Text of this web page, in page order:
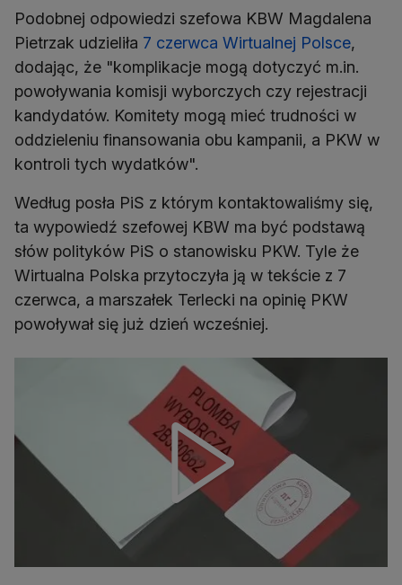
Podobnej odpowiedzi szefowa KBW Magdalena
Pietrzak udzieliła 7 czerwca Wirtualnej Polsce,
dodając, że "komplikacje mogą dotyczyć m.in.
powoływania komisji wyborczych czy rejestracji
kandydatów. Komitety mogą mieć trudności w
oddzieleniu finansowania obu kampanii, a PKW w
kontroli tych wydatków".
Według posła PiS z którym kontaktowaliśmy się,
ta wypowiedź szefowej KBW ma być podstawą
słów polityków PiS o stanowisku PKW. Tyle że
Wirtualna Polska przytoczyła ją w tekście z 7
czerwca, a marszałek Terlecki na opinię PKW
powoływał się już dzień wcześniej.